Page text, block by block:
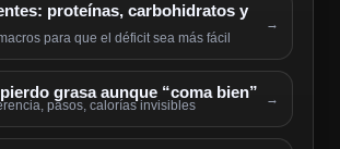
proteínas, carbohidratos y
para que el déficit sea más fácil
→
grasa aunque “coma bien”
pasos, calorías invisibles →